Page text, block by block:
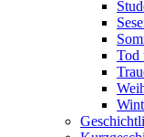
Tod